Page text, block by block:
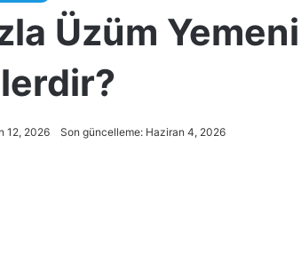
Üzüm
12, 2026 Son güncelleme: Haziran 4, 2026